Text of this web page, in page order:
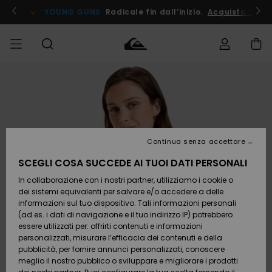
informazioni
prodotto
! YOUNG GUNS Radicale fin dall’inizio. Acquista Ora
Abbigliamento
Accessori
Calzature
e
infradito
Surf /
Acqua
Abbigliamento
Accessori
Calzature
e
infradito
Surf /
Acqua
Shop
Nuovi
Da
Scoprire
Snow
SURF
Surf Shop
Uomo
Highlights
Comunità
SNOW
Snow
Shop
Uomo
Shop
Snow
Shop
Donna
OUTLET
Outlet
Uomo
Outlet
Donna
Accedi al tuo
ordine
Spedizione
Pagamento
Buono regalo
Quiksilver
Freedom
SCEGLI COSA SUCCEDE AI TUOI DATI PERSONALI
In collaborazione con i nostri partner, utilizziamo i cookie o
dei sistemi equivalenti per salvare e/o accedere a delle
informazioni sul tuo dispositivo. Tali informazioni personali
(ad es. i dati di navigazione e il tuo indirizzo IP) potrebbero
essere utilizzati per: offrirti contenuti e informazioni
personalizzati, misurare l’efficacia dei contenuti e della
pubblicità, per fornire annunci personalizzati, conoscere
meglio il nostro pubblico o sviluppare e migliorare i prodotti
Continua senza accettare